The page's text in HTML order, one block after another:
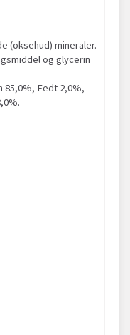
(oksehud) mineraler.
og glycerin
85,0%, Fedt 2,0%,